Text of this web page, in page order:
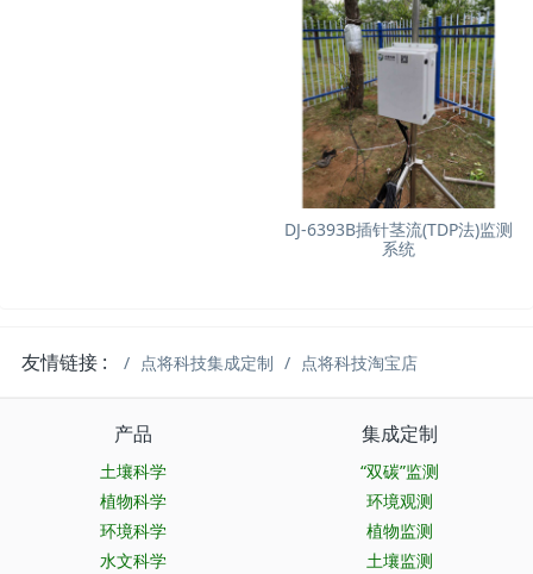
DJ-6393B插针茎流(TDP法)监测
系统
友情链接 : 点将科技集成定制 点将科技淘宝店
产品
土壤科学
植物科学
环境科学
水文科学
集成定制
“双碳”监测
环境观测
植物监测
土壤监测